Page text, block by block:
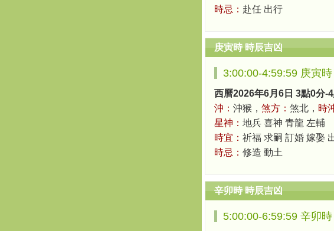
時忌： 赴任 出行
庚寅時 時辰吉凶
3:00:00-4:59:59 庚寅時
西曆2026年6月6日 3點0分-
沖： 沖猴， 煞方： 煞北， 時
星神： 地兵 喜神 青龍 左輔
時宜： 祈福 求嗣 訂婚 嫁娶
時忌： 修造 動土
辛卯時 時辰吉凶
5:00:00-6:59:59 辛卯時